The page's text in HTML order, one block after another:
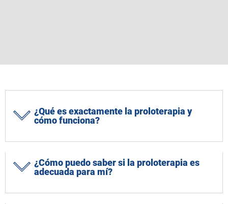
¿Qué es exactamente la proloterapia y
cómo funciona?
¿Cómo puedo saber si la proloterapia es
adecuada para mí?